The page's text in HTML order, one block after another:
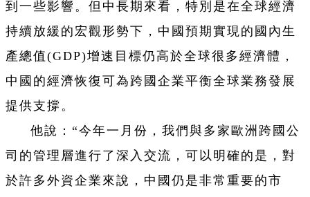
到一些影響。但中長期來看，特別是在全球經濟
持續放緩的宏觀形勢下，中國預期實現的國內生
產總值(GDP)增速目標仍高於全球很多經濟體，
中國的經濟恢復可為跨國企業平衡全球業務發展
提供支撐。
他說：“今年一月份，我們與多家歐洲跨國公
司的管理層進行了深入交流，可以明確的是，對
於許多外資企業來說，中國仍是非常重要的市